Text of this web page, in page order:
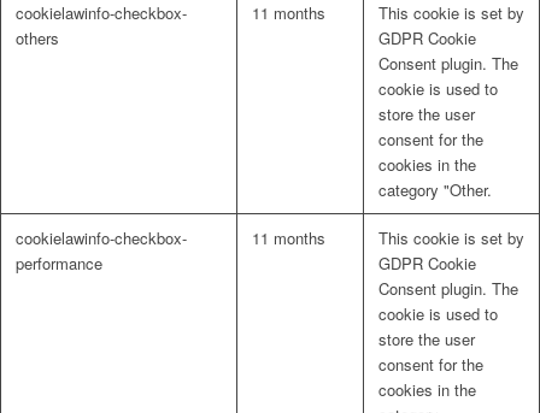
cookielawinfo-checkbox-
others
11 months
This cookie is set by
GDPR Cookie
Consent plugin. The
cookie is used to
store the user
consent for the
cookies in the
category "Other.
cookielawinfo-checkbox-
performance
11 months
This cookie is set by
GDPR Cookie
Consent plugin. The
cookie is used to
store the user
consent for the
cookies in the